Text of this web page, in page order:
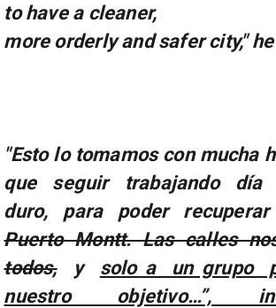
to have a cleaner,
more orderly and safer city,"
"Esto lo tomamos con mucha
que seguir trabajando
duro, para poder
Puerto Montt. Las calles
todos,y solo a un grupo
nuestro objetivo…”,